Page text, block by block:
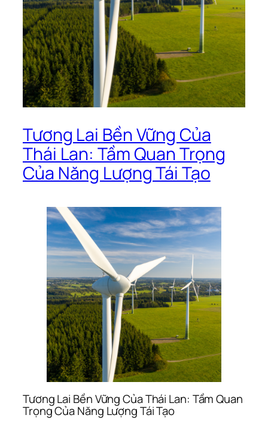
Tương Lai Bền Vững Của
Thái Lan: Tầm Quan Trọng
Của Năng Lượng Tái Tạo
Tương Lai Bền Vững Của Thái Lan: Tầm Quan
Trọng Của Năng Lượng Tái Tạo